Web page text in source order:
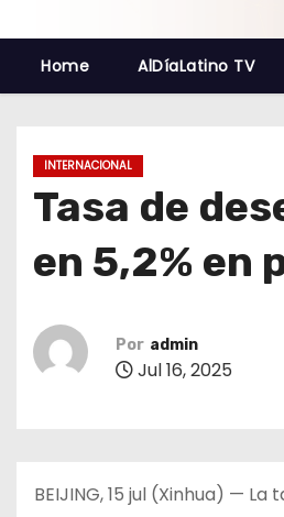
Home AlDíaLatino TV
INTERNACIONAL
Tasa de
en 5,2% en
Por admin
Jul 16, 2025
BEIJING, 15 jul (Xinhua) —